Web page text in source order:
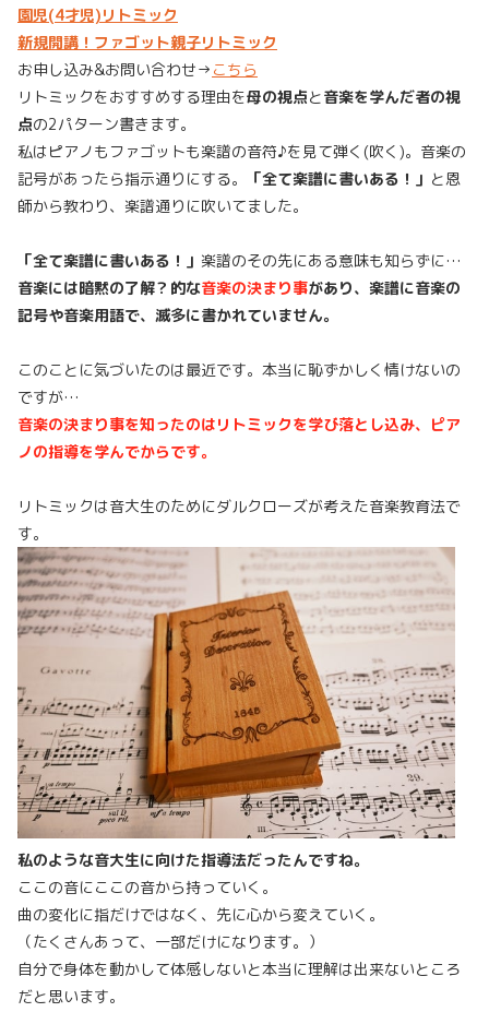
園児(4才児)リトミック
新規開講！ファゴット親子リトミック
お申し込み&お問い合わせ→ こちら
リトミックをおすすめする理由を母の視点と音楽を学んだ者の視
点の2パターン書きます。
私はピアノもファゴットも楽譜の音符♪を見て弾く(吹く)。音楽の
記号があったら指示通りにする。
「全て楽譜に書いある！」 と恩
師から教わり、楽譜通りに吹いてました。
「全て楽譜に書いある！」 楽譜のその先にある意味も知らずに…
音楽には暗黙の了解？的な音楽の決まり事があり、楽譜に音楽の
記号や音楽用語で、滅多に書かれていません。
このことに気づいたのは最近です。本当に恥ずかしく情けないの
ですが…
音楽の決まり事を知ったのはリトミックを学び落とし込み、ピア
ノの指導を学んでからです。
リトミックは音大生のためにダルクローズが考えた音楽教育法で
す。
私のような音大生に向けた指導法だったんですね。
ここの音にここの音から持っていく。
曲の変化に指だけではなく、先に心から変えていく。
（たくさんあって、一部だけになります。）
自分で身体を動かして体感しないと本当に理解は出来ないところ
だと思います。